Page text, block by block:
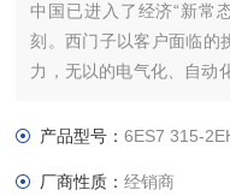
中国已进入了经济“新常
刻。西门子以客户面临的
力，无以的电气化、自动
可持续的发展。我们将这
产品型号：6ES7 315-
厂商性质：经销商